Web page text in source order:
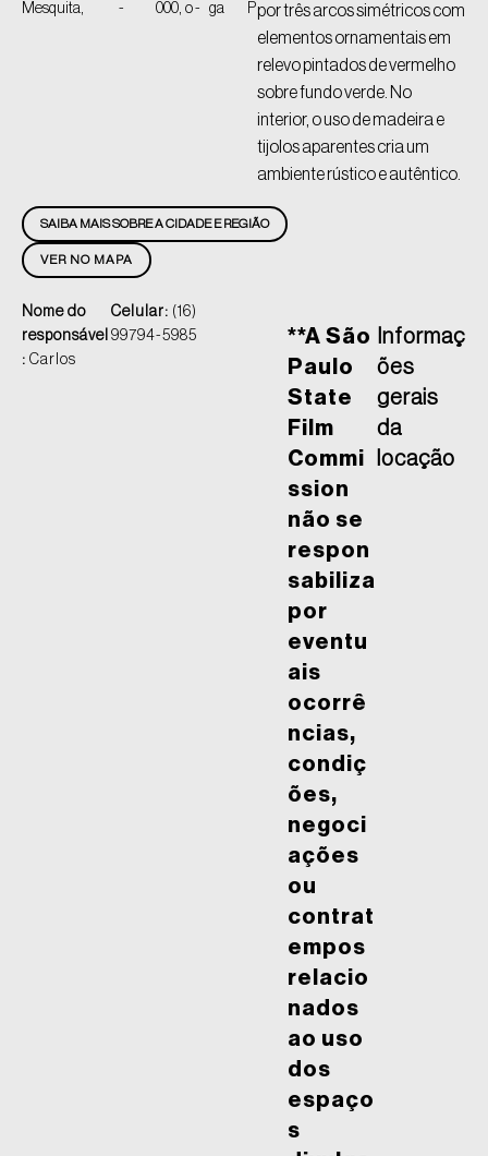
Mesquita,
-
000, o -
ga
Ppor três arcos simétricos com
elementos ornamentais em
relevo pintados de vermelho
sobre fundo verde. No
interior, o uso de madeira e
tijolos aparentes cria um
ambiente rústico e autêntico.
VER NO MAPA
SAIBA MAIS SOBRE A CIDADE E REGIÃO
Nome do
responsável
: Carlos
Celular: (16)
99794-5985
**A São
Paulo
State
Film
Commi
ssion
não se
respon
sabiliza
por
eventu
ais
ocorrê
ncias,
condiç
ões,
negoci
ações
ou
contrat
empos
relacio
nados
ao uso
dos
espaço
s
Informaç
ões
gerais
da
locação